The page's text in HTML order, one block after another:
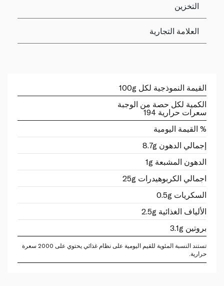
التخزين
العلامة التجارية
القيمة النموذجية لكل 100g
الكمية لكل حصة من الوجبة
سعرات حرارية 194
% القيمة اليومية
إجمالي الدهون 8.7g
الدهون المشبعة 1g
اجمالي الكربوهيدرات 25g
السكريات 0.5g
الألياف الغذائية 2.5g
بروتين 3.1g
تستند النسبة المئوية للقيم اليومية على نظام غذائي يحتوي على 2000 سعرة
حرارية.